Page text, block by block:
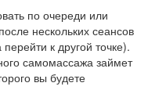
по очереди или
нескольких сеансов
к другой точке).
самомассажа займет
вы будете